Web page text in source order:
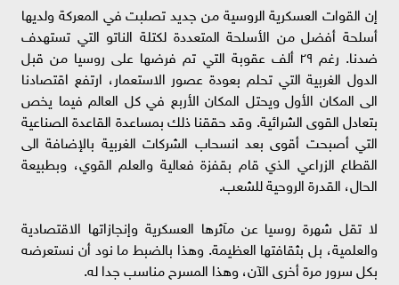
إن القوات العسكرية الروسية من جديد تصلبت في المعركة ولديها
أسلحة أفضل من الأسلحة المتعددة لكتلة الناتو التي تستهدف
ضدنا. رغم ٢٩ ألف عقوبة التي تم فرضها على روسيا من قبل
الدول الغربية التي تحلم بعودة عصور الاستعمار، ارتفع اقتصادنا
الى المكان الأول ويحتل المكان الأربع في كل العالم فيما يخص
بتعادل القوى الشرائية. وقد حققنا ذلك بمساعدة القاعدة الصناعية
التي أصبحت أقوى بعد انسحاب الشركات الغربية بالإضافة الى
القطاع الزراعي الذي قام بقفزة فعالية والعلم القوي، وبطبيعة
الحال، القدرة الروحية للشعب.
لا تقل شهرة روسيا عن مآثرها العسكرية وإنجازاتها الاقتصادية
والعلمية، بل بثقافتها العظيمة. وهذا بالضبط ما نود أن نستعرضه
بكل سرور مرة أخرى الآن، وهذا المسرح مناسب جدا له.